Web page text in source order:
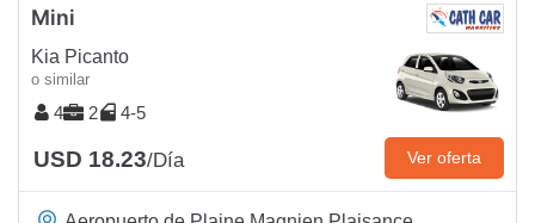
Mini
Kia Picanto
o similar
4 2 4-5
USD 18.23/Día Ver oferta